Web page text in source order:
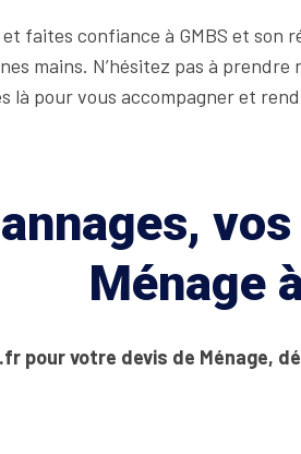
faites confiance à GMBS et
mains. N’hésitez pas à
là pour vous accompagner et
Ménage
pour votre devis de Ménage,